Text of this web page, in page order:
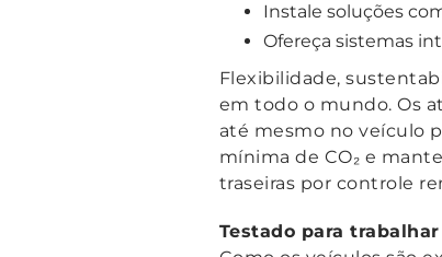
Instale soluções
Ofereça sistemas
Flexibilidade,
em todo o mundo. Os
até mesmo no veículo
mínima de CO₂ e
traseiras por controle
Testado para